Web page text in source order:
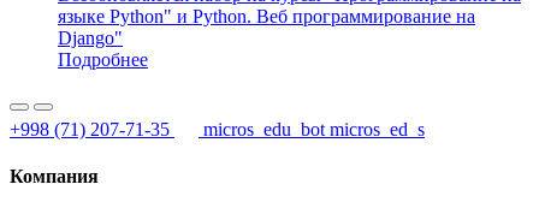
языке Python" и Python. Веб программирование на
Django"
Подробнее
+998 (71) 207-71-35 micros_edu_bot micros_ed_s
Компания